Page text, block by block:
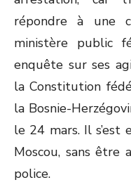
répondre à une
ministère public
enquête sur ses
la Constitution
la Bosnie-
le 24 mars. Il s’est
Moscou, sans être
police.